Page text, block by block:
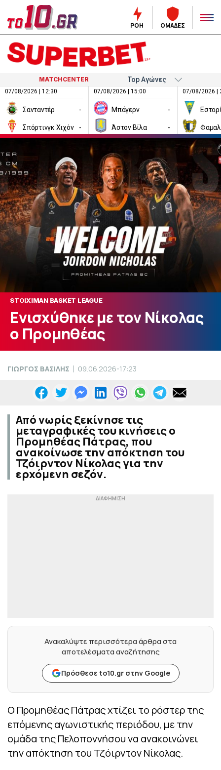
ΡΟΗ ΟΜΑΔΕΣ
MATCHCENTER
07/08/2026 | 12:30
Σανταντέρ -
Σπόρτινγκ Χιχόν -
07/08/2026 | 15:00
Μπάγερν -
Άστον Βίλα -
07/08/2026 |
STOIXIMAN BASKET LEAGUE
Ενισχύθηκε με τον Νίκολας
ο Προμηθέας
ΓΙΩΡΓΟΣ ΒΑΣΙΛΗΣ 09.06.2026-17:23
Από νωρίς ξεκίνησε τις
μεταγραφικές του κινήσεις ο
Προμηθέας Πάτρας, που
ανακοίνωσε την απόκτηση του
Τζόιρντον Νίκολας για την
ερχόμενη σεζόν.
Ανακαλύψτε περισσότερα άρθρα στα
αποτελέσματα αναζήτησης
Πρόσθεσε to10.gr στην Google
Ο Προμηθέας Πάτρας χτίζει το ρόστερ της
επόμενης αγωνιστικής περιόδου, με την
ομάδα της Πελοποννήσου να ανακοινώνει
την απόκτηση του Τζόιρντον Νίκολας.